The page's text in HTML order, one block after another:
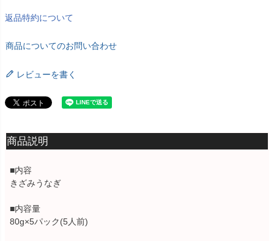
返品特約について
商品についてのお問い合わせ
レビューを書く
商品説明
■内容
きざみうなぎ
■内容量
80g×5パック(5人前)